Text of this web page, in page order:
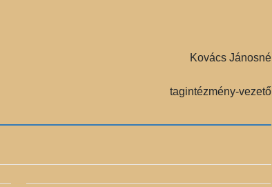
Kovács Jánosné
tagintézmény-vezető